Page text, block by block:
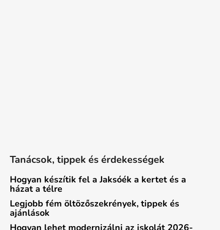
Tanácsok, tippek és érdekességek
Hogyan készítik fel a Jaksóék a kertet és a
házat a télre
Legjobb fém öltözőszekrények, tippek és
ajánlások
Hogyan lehet modernizálni az iskolát 2026-